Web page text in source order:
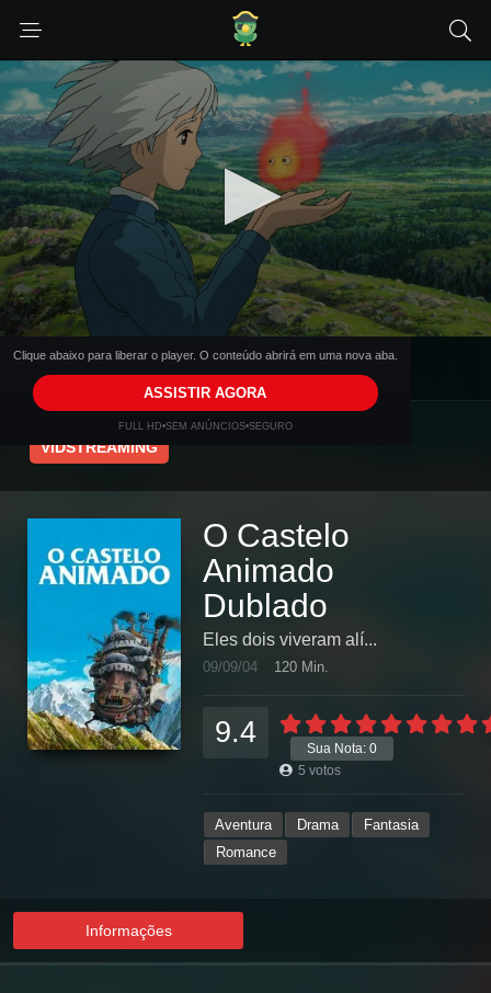
Clique abaixo para liberar o player. O conteúdo abrirá em uma nova aba.
ASSISTIR AGORA
FULL HD•SEM ANÚNCIOS•SEGURO
Selecione um dos Player de Video
VIDSTREAMING
O Castelo
Animado
Dublado
Eles dois viveram alí...
09/09/04 120 Min.
Sua Nota: 0
9.4
5 votos
Aventura Drama
Fantasia
Romance
Informações